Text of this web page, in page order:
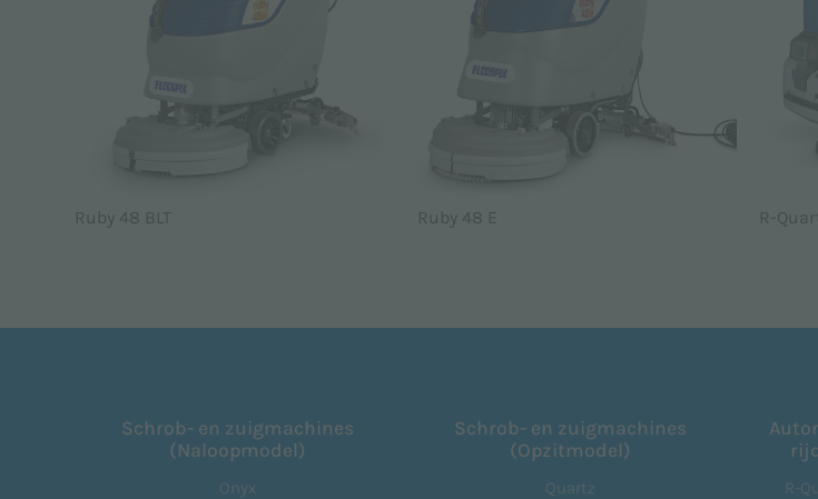
Ruby 48 BLT Ruby 48 E R-
Schrob- en zuigmachines
(Naloopmodel)
Onyx
Schrob- en zuigmachines
(Opzitmodel)
Quartz
R-